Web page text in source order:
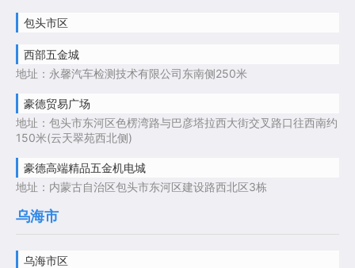
包头市区
西部五金城
地址：永馨汽车检测技术有限公司东南侧250米
豪德贸易广场
地址：包头市东河区色楞湾路与巴彦塔拉西大街交叉路口往西南约
150米(云天翠苑西北侧)
豪德高端精品五金机电城
地址：内蒙古自治区包头市东河区建设路西北区3栋
乌海市
乌海市区